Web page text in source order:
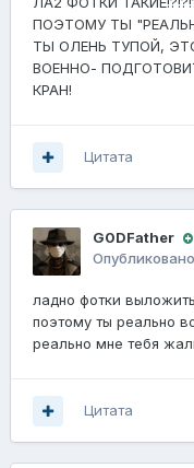
ПОЭТОМУ ТЫ
ТЫ ОЛЕНЬ ТУПОЙ,
ВОЕННО-
КРАН!
Цитата
G0DFathеr
Опубликовано
ладно фотки
поэтому ты реально
реально мне тебя
Цитата